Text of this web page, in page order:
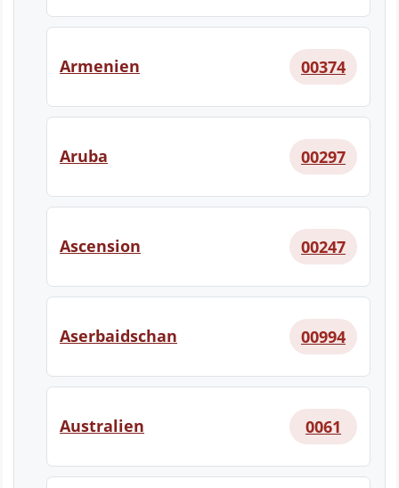
Armenien 00374
Aruba 00297
Ascension 00247
Aserbaidschan 00994
Australien 0061